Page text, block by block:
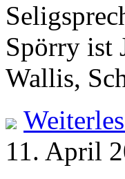
Spörry ist
Wallis,
11. April